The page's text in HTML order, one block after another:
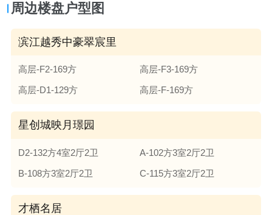
周边楼盘户型图
滨江越秀中豪翠宸里
高层-F2-169方
高层-F3-169方
高层-D1-129方
高层-F-169方
星创城映月璟园
D2-132方4室2厅2卫
A-102方3室2厅2卫
B-108方3室2厅2卫
C-115方3室2厅2卫
才栖名居